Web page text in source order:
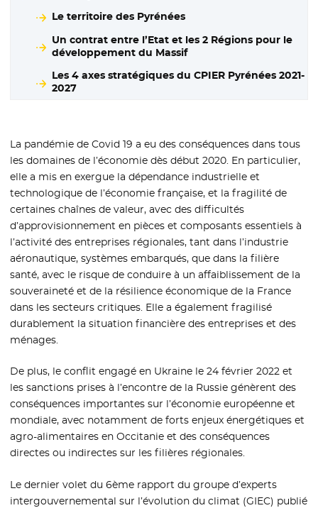
Le territoire des Pyrénées
Un contrat entre l’Etat et les 2 Régions pour le
développement du Massif
Les 4 axes stratégiques du CPIER Pyrénées 2021-
2027
La pandémie de Covid 19 a eu des conséquences dans tous
les domaines de l’économie dès début 2020. En particulier,
elle a mis en exergue la dépendance industrielle et
technologique de l’économie française, et la fragilité de
certaines chaînes de valeur, avec des difficultés
d’approvisionnement en pièces et composants essentiels à
l’activité des entreprises régionales, tant dans l’industrie
aéronautique, systèmes embarqués, que dans la filière
santé, avec le risque de conduire à un affaiblissement de la
souveraineté et de la résilience économique de la France
dans les secteurs critiques. Elle a également fragilisé
durablement la situation financière des entreprises et des
ménages.
De plus, le conflit engagé en Ukraine le 24 février 2022 et
les sanctions prises à l’encontre de la Russie génèrent des
conséquences importantes sur l’économie européenne et
mondiale, avec notamment de forts enjeux énergétiques et
agro-alimentaires en Occitanie et des conséquences
directes ou indirectes sur les filières régionales.
Le dernier volet du 6ème rapport du groupe d’experts
intergouvernemental sur l’évolution du climat (GIEC) publié